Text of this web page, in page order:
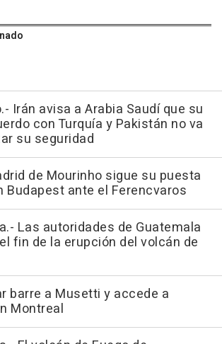
Irán avisa a Arabia Saudí que su
con Turquía y Pakistán no va
su seguridad
de Mourinho sigue su puesta
Budapest ante el Ferencvaros
Las autoridades de Guatemala
fin de la erupción del volcán de
barre a Musetti y accede a
Montreal